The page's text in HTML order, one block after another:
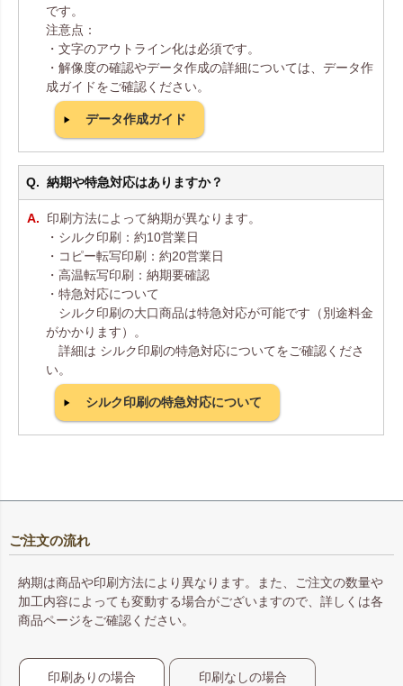
です。
注意点：
・文字のアウトライン化は必須です。
・解像度の確認やデータ作成の詳細については、データ作
成ガイドをご確認ください。
データ作成ガイド
納期や特急対応はありますか？
印刷方法によって納期が異なります。
・シルク印刷：約10営業日
・コピー転写印刷：約20営業日
・高温転写印刷：納期要確認
・特急対応について
シルク印刷の大口商品は特急対応が可能です（別途料金
がかかります）。
詳細は シルク印刷の特急対応についてをご確認くださ
い。
シルク印刷の特急対応について
ご注文の流れ
納期は商品や印刷方法により異なります。また、ご注文の数量や
加工内容によっても変動する場合がございますので、詳しくは各
商品ページをご確認ください。
印刷ありの場合 印刷なしの場合